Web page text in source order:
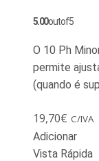
5.00out of 5
O 10 Ph
permite
(quando é
19,70€ C/IVA
Adicionar
Vista Rápida